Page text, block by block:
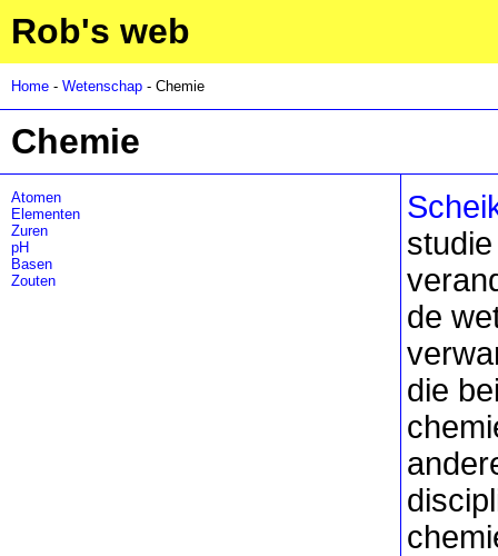
Rob's web
Home - Wetenschap - Chemie
Chemie
Atomen
Elementen
Zuren
pH
Basen
Zouten
de
die